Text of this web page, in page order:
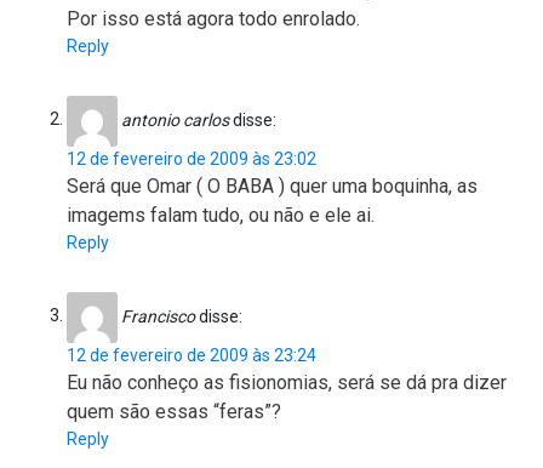
Por isso está agora todo enrolado.
Reply
antonio carlosdisse:
12 de fevereiro de 2009 às 23:02
Será que Omar ( O BABA ) quer uma boquinha, as
imagems falam tudo, ou não e ele ai.
Reply
Franciscodisse:
12 de fevereiro de 2009 às 23:24
Eu não conheço as fisionomias, será se dá pra dizer
quem são essas “feras”?
Reply